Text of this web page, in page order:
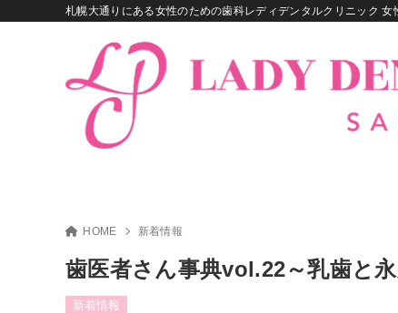
札幌大通りにある女性のための歯科レディデンタルクリニック 女
HOME 新着情報
歯医者さん事典vol.22～乳歯と
新着情報